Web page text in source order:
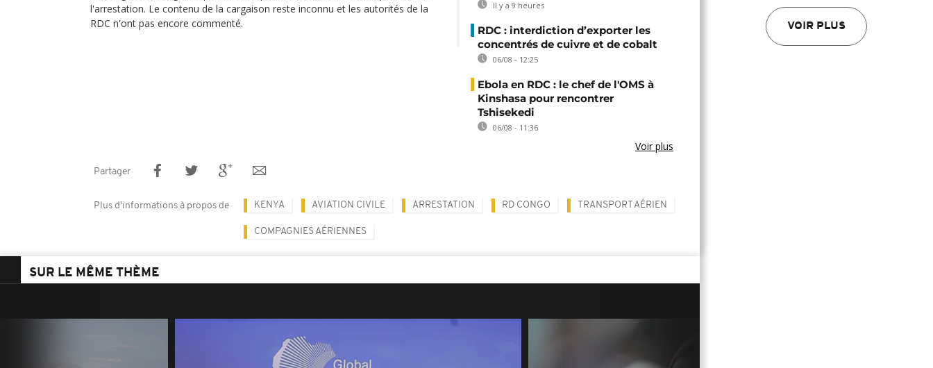
VOIR PLUS
l'arrestation. Le contenu de la cargaison reste inconnu et les autorités de la
RDC n'ont pas encore commenté.
Il y a 9 heures
RDC : interdiction d’exporter les
concentrés de cuivre et de cobalt
06/08 - 12:25
Ebola en RDC : le chef de l'OMS à
Kinshasa pour rencontrer
Tshisekedi
06/08 - 11:36
Voir plus
Partager
Plus d'informations à propos de KENYA AVIATION CIVILE ARRESTATION RD CONGO TRANSPORT AÉRIEN
COMPAGNIES AÉRIENNES
SUR LE MÊME THÈME